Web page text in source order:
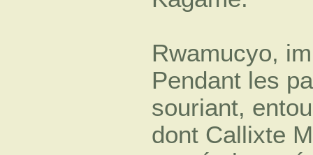
Rwamucyo,
Pendant les
souriant,
dont Callixte